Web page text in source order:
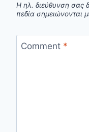
Η ηλ. διεύθυνση σας
πεδία σημειώνονται
Comment *